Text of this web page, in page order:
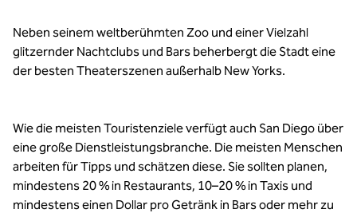
Neben seinem weltberühmten Zoo und einer Vielzahl
glitzernder Nachtclubs und Bars beherbergt die Stadt eine
der besten Theaterszenen außerhalb New Yorks.
Wie die meisten Touristenziele verfügt auch San Diego über
eine große Dienstleistungsbranche. Die meisten Menschen
arbeiten für Tipps und schätzen diese. Sie sollten planen,
mindestens 20 % in Restaurants, 10–20 % in Taxis und
mindestens einen Dollar pro Getränk in Bars oder mehr zu